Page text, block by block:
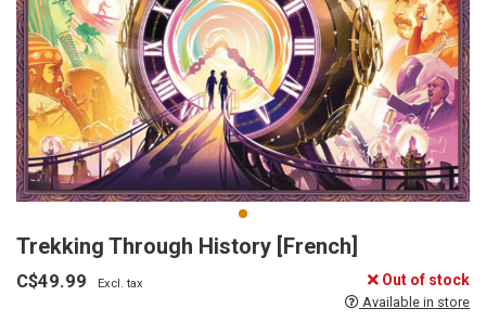
Trekking Through History [French]
C$49.99 Excl. tax Out of stock
Available in store